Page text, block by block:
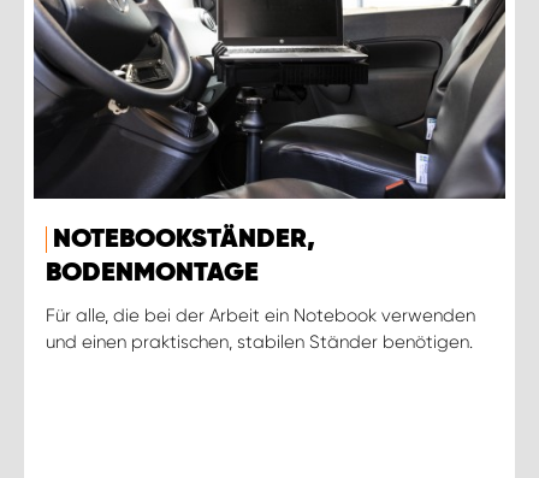
NOTEBOOKSTÄNDER,
BODENMONTAGE
Für alle, die bei der Arbeit ein Notebook verwenden
und einen praktischen, stabilen Ständer benötigen.